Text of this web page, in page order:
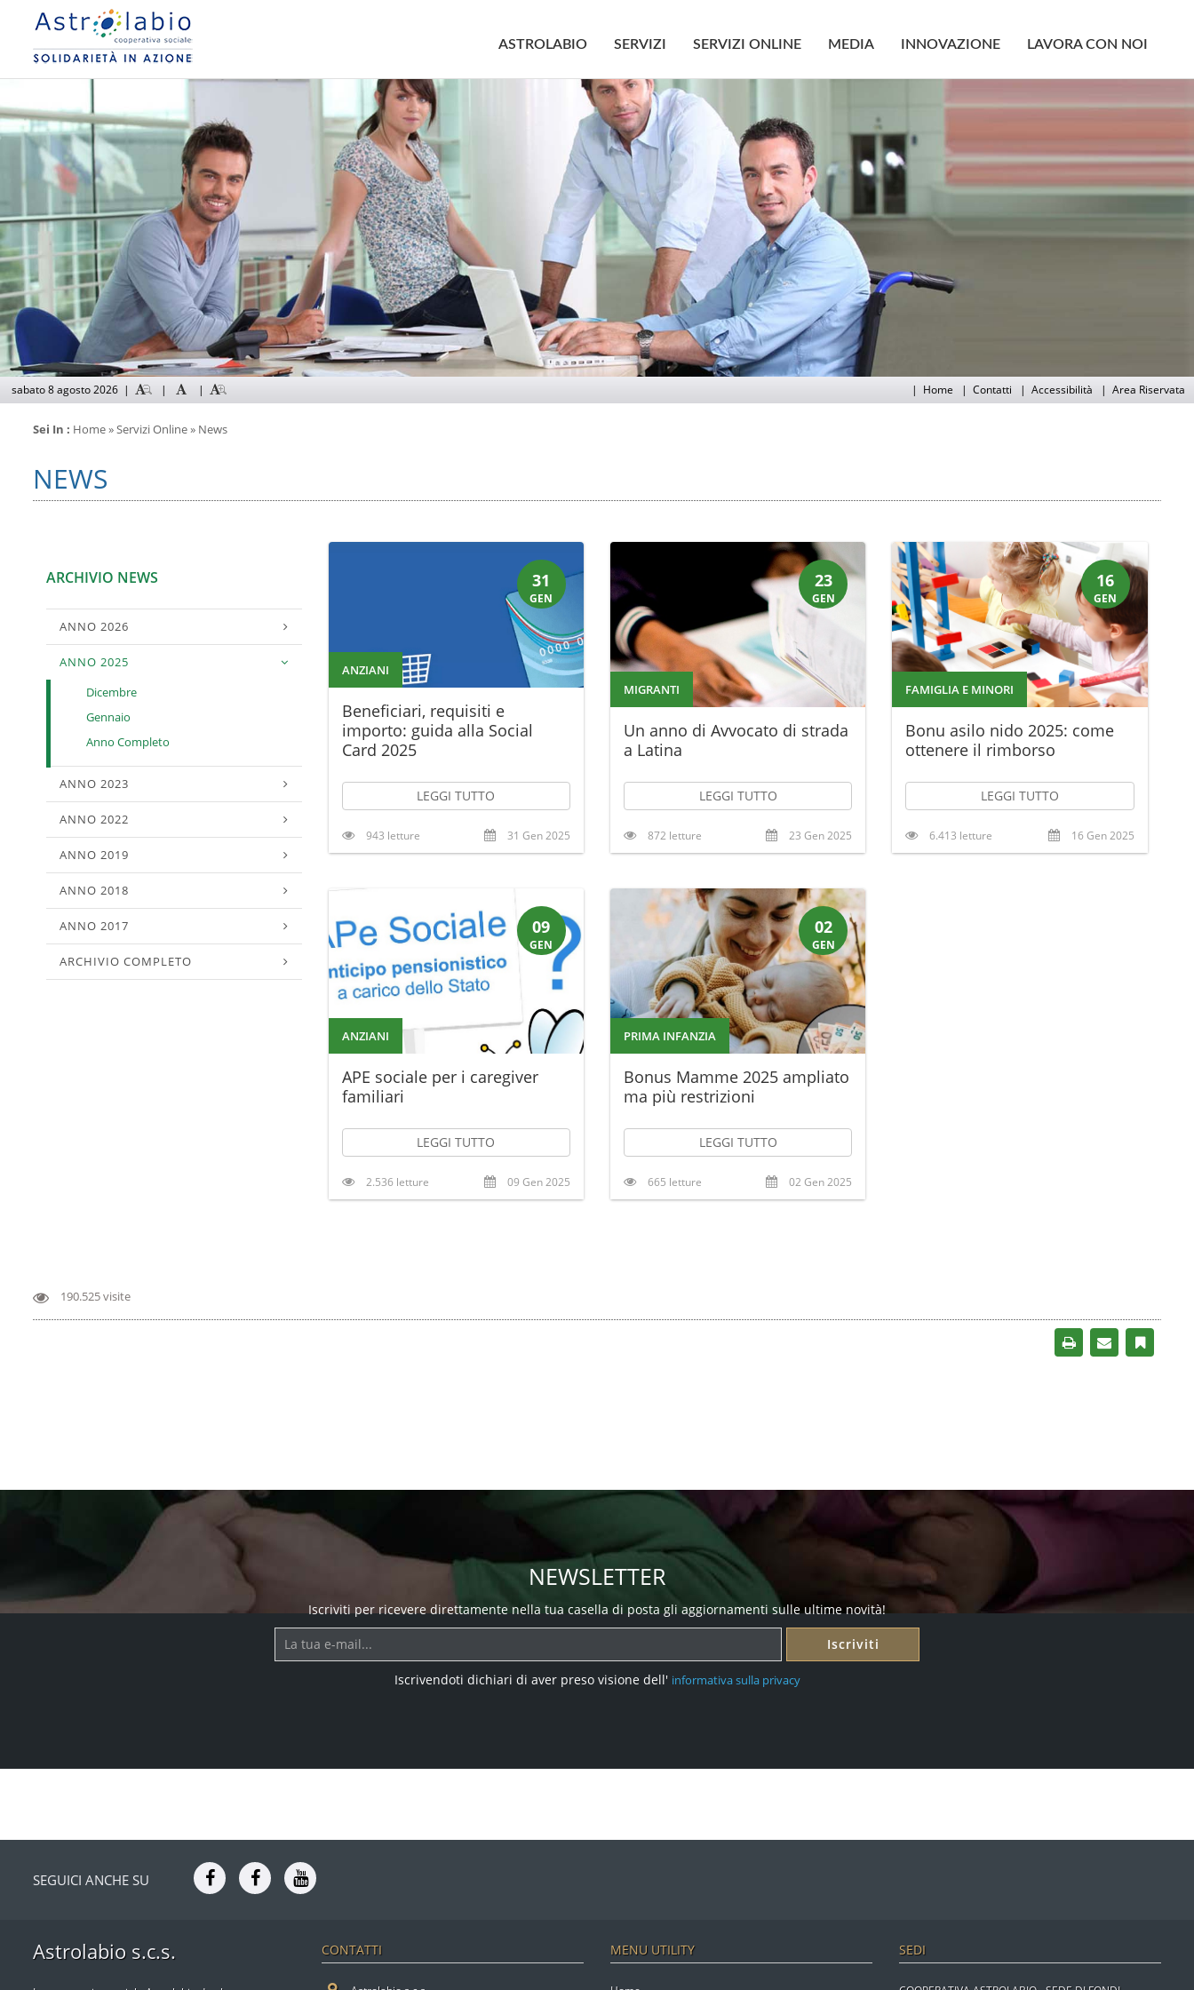
ASTROLABIO SERVIZI SERVIZI ONLINE MEDIA INNOVAZIONE LAVORA CON NOI
sabato 8 agosto 2026 | | | | Home | Contatti | Accessibilità | Area Riservata
Sei In : Home» Servizi Online » News
NEWS
ARCHIVIO NEWS
ANNO 2026
ANNO 2025
Dicembre
Gennaio
Anno Completo
ANNO 2023
ANNO 2022
ANNO 2019
ANNO 2018
ANNO 2017
ARCHIVIO COMPLETO
31
GEN
ANZIANI
Beneficiari, requisiti e
importo: guida alla Social
Card 2025
LEGGI TUTTO
943 letture 31 Gen 2025
23
GEN
MIGRANTI
Un anno di Avvocato di strada
a Latina
LEGGI TUTTO
872 letture 23 Gen 2025
16
GEN
FAMIGLIA E MINORI
Bonu asilo nido 2025: come
ottenere il rimborso
LEGGI TUTTO
6.413 letture 16 Gen 2025
09
GEN
ANZIANI
APE sociale per i caregiver
familiari
LEGGI TUTTO
2.536 letture 09 Gen 2025
02
GEN
PRIMA INFANZIA
Bonus Mamme 2025 ampliato
ma più restrizioni
LEGGI TUTTO
665 letture 02 Gen 2025
190.525 visite
NEWSLETTER
Iscriviti per ricevere direttamente nella tua casella di posta gli aggiornamenti sulle ultime novità!
Iscriviti
Iscrivendoti dichiari di aver preso visione dell' informativa sulla privacy
SEGUICI ANCHE SU
Astrolabio s.c.s. CONTATTI MENU UTILITY SEDI